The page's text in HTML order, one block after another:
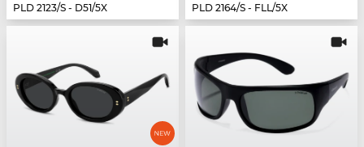
PLD 2123/S - D51/5X
PLD 2164/S - FLL/5X